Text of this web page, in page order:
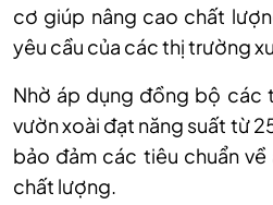
cơ giúp nâng cao chất
yêu cầu của các thị trường
Nhờ áp dụng đồng bộ các
vườn xoài đạt năng suất từ
bảo đảm các tiêu chuẩn
chất lượng.